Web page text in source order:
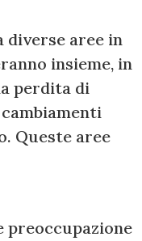
diverse aree in
insieme, in
perdita di
Queste aree
preoccupazione